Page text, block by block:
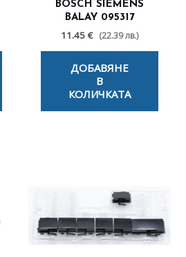
BOSCH SIEMENS
BALAY 095317
11.45 € (22.39 лв.)
ДОБАВЯНЕ
В
КОЛИЧКАТА